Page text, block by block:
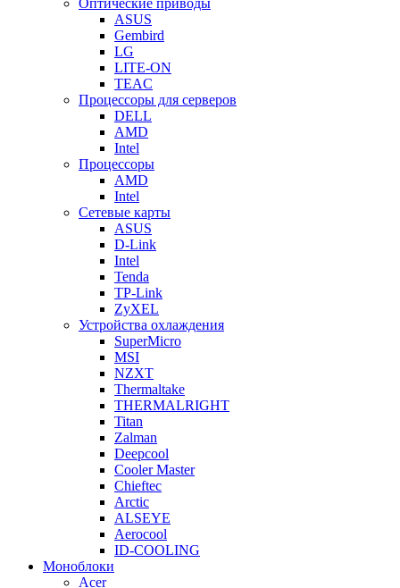
Оптические приводы
ASUS
Gembird
LG
LITE-ON
TEAC
Процессоры для серверов
DELL
AMD
Intel
Процессоры
AMD
Intel
Сетевые карты
ASUS
D-Link
Intel
Tenda
TP-Link
ZyXEL
Устройства охлаждения
SuperMicro
MSI
NZXT
Thermaltake
THERMALRIGHT
Titan
Zalman
Deepcool
Cooler Master
Chieftec
Arctic
ALSEYE
Aerocool
ID-COOLING
Моноблоки
Acer